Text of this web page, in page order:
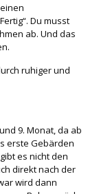
Du musst
ab. Und das
ruhiger und
9. Monat, da ab
erste Gebärden
es nicht den
direkt nach der
wird dann